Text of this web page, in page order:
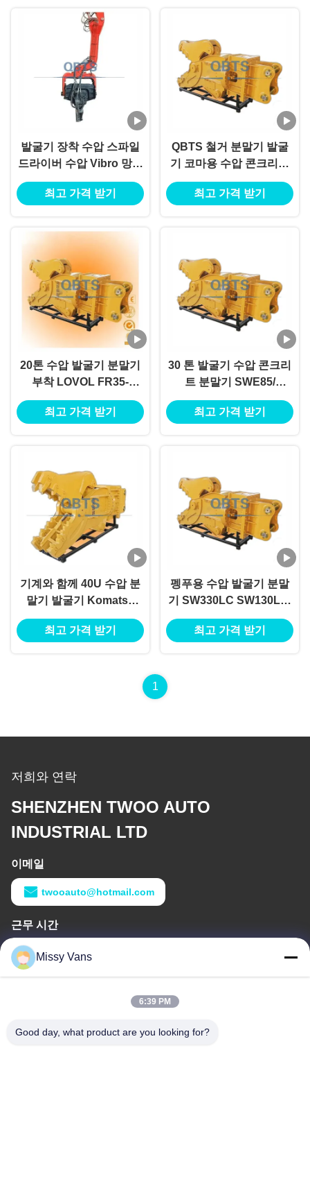
발굴기 장착 수압 스파일
드라이버 수압 Vibro 망치
잎 스파일 운전 Doosan
최고 가격 받기
QBTS 철거 분말기 발굴
기 코마용 수압 콘크리트
분쇄기
최고 가격 받기
20톤 수압 발굴기 분말기
부착 LOVOL FR35-
7/FR39-7/FR60-7/FR65-7
최고 가격 받기
30 톤 발굴기 수압 콘크리
트 분말기 SWE85/
SWE110 / SWE16S /
SWE28UU
최고 가격 받기
기계와 함께 40U 수압 분
말기 발굴기 Komatsu
PC400에 대한 시험 보고
서
최고 가격 받기
펭푸용 수압 발굴기 분말
기 SW330LC SW130LC-
8 SW130LC-7
SW210LC-5 SW130LC-6
최고 가격 받기
1
저희와 연락
SHENZHEN TWOO AUTO
INDUSTRIAL LTD
이메일
twooauto@hotmail.com
근무 시간
9:00-18:30
우리 주소
구,?? 진, 중국
Missy Vans
6:39 PM
Good day, what product are you looking for?